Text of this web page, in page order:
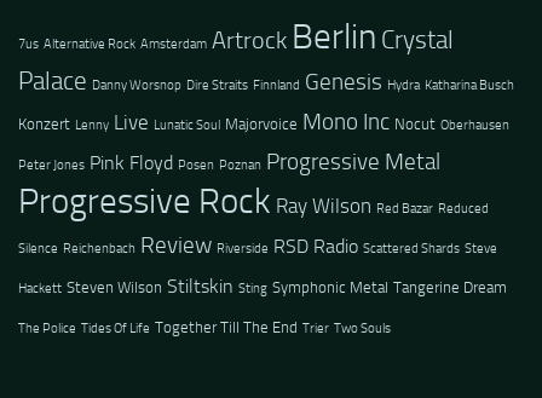
7us Alternative Rock Amsterdam Artrock Berlin Crystal
Palace Danny Worsnop Dire Straits Finnland Genesis Hydra Katharina Busch
Konzert Lenny Live Lunatic Soul Majorvoice Mono Inc Nocut Oberhausen
Peter Jones Pink Floyd Posen Poznan Progressive Metal
Progressive Rock Ray Wilson Red Bazar Reduced
Silence Reichenbach Review Riverside RSD Radio Scattered Shards Steve
Hackett Steven Wilson Stiltskin Sting Symphonic Metal Tangerine Dream
The Police Tides Of Life Together Till The End Trier Two Souls